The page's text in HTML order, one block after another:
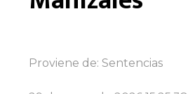
Proviene de: Sentencias